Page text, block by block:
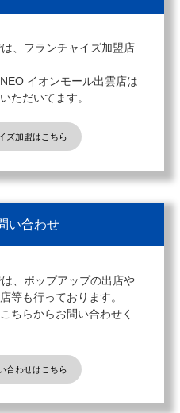
、フランチャイズ加盟店
イオンモール出雲店は
ただいてます。
ズ加盟はこちら
い合わせ
、ポップアップの出店や
等も行っております。
ちらからお問い合わせく
合わせはこちら